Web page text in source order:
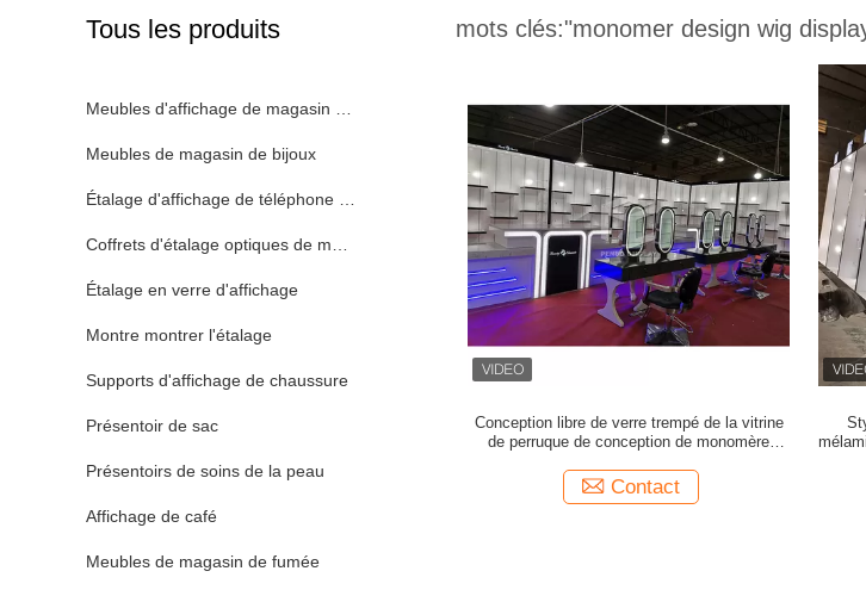
Tous les produits
Meubles d'affichage de magasin d'habillement
Meubles de magasin de bijoux
Étalage d'affichage de téléphone portable
Coffrets d'étalage optiques de magasin
Étalage en verre d'affichage
Montre montrer l'étalage
Supports d'affichage de chaussure
Présentoir de sac
Présentoirs de soins de la peau
Affichage de café
Meubles de magasin de fumée
mots clés:"monomer design wig
Conception libre de verre trempé de la vitrine
de perruque de conception de monomère
Contact